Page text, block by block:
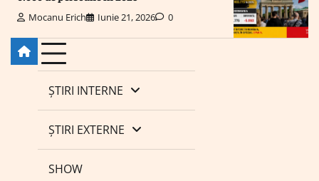
Mocanu Erich Iunie 21, 2026 0
ȘTIRI INTERNE
ȘTIRI EXTERNE
SHOW